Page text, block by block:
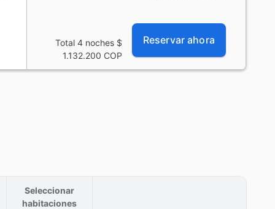
Total 4 noches $
1.132.200 COP
Reservar ahora
Seleccionar
habitaciones